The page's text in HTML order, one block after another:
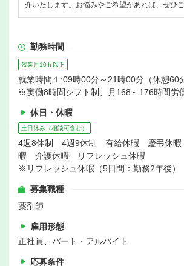
介いたします。お悩みやご希望があれば、ぜひ
勤務時間
残業月10ｈ以下
就業時間１:09時00分～21時00分（休憩60
※実働8時間シフト制、月168～176時間労
休日・休暇
土日休み（相談可含む）
4週8休制 4週9休制 有給休暇 慶弔休暇
暇 介護休暇 リフレッシュ休暇
※リフレッシュ休暇（5日間：勤務2年後）
募集職種
薬剤師
雇用形態
正社員、パート・アルバイト
応募条件